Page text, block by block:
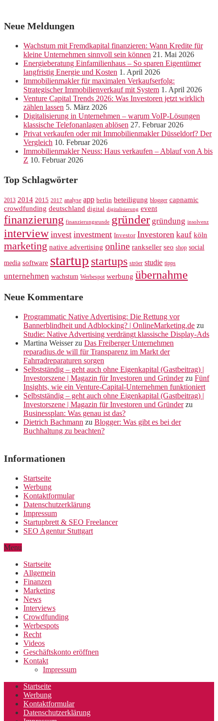
Neue Meldungen
Wachstum mit Fremdkapital finanzieren: Wann Kredite für
kleine Unternehmen sinnvoll sein können 21. Mai 2026
Energieberatung Einfamilienhaus – So sparen Eigentümer
langfristig Energie und Kosten 1. April 2026
Immobilienmakler für maximalen Verkaufserfolg:
Strategischer Immobilienverkauf mit System 1. April 2026
Venture Capital Trends 2026: Was Investoren jetzt wirklich
zählen lassen 5. März 2026
Digitalisierung in Unternehmen – warum VoIP-Lösungen
klassische Telefonanlagen ablösen 27. Februar 2026
Privat verkaufen oder mit Immobilienmakler Düsseldorf? Der
Vergleich 10. Februar 2026
Immobilienmakler Neuss: Haus verkaufen – Ablauf von A bis
Z 10. Februar 2026
Top Schlagwörter
2013 2014 2015 2017 analyse app berlin beteiligung blogger capnamic
crowdfunding deutschland digital digitalisierung event
finanzierung finanzierungsrunde gründer gründung insolvenz
interview invest investment Investor Investoren kauf köln
marketing native advertising online rankseller seo shop social
media software startup startups ströer studie tipps
unternehmen wachstum Werbespot werbung übernahme
Neue Kommentare
Programmatic Native Advertising: Die Rettung vor
Bannerblindheit und Adblocking? | OnlineMarketing.de zu
Studie: Native Advertising verdrängt klassische Display-Ads
Martina Weisserzu Das Freiberger Unternehmen
reparadius.de will für Transparenz im Markt der
Fahrradreparaturen sorgen
Selbstständig – geht auch ohne Eigenkapital (Gastbeitrag) |
Investorszene | Magazin für Investoren und Gründerzu Fünf
Insights, wie ein Venture-Capital-Unternehmen funktioniert
Selbstständig – geht auch ohne Eigenkapital (Gastbeitrag) |
Investorszene | Magazin für Investoren und Gründerzu
Businessplan: Was genau ist das?
Dietrich Bachmann zu Blogger: Was gibt es bei der
Buchhaltung zu beachten?
Informationen
Startseite
Werbung
Kontaktformular
Datenschutzerklärung
Impressum
Startupbrett & SEO Freelancer
SEO Agentur Stuttgart
Menu
Startseite
Allgemein
Finanzen
Marketing
News
Interviews
Crowdfunding
Werbespots
Recht
Videos
Geschäftskonto eröffnen
Kontakt
Impressum
Startseite
Werbung
Kontaktformular
Datenschutzerklärung